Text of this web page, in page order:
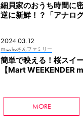
細貝家のおうち時間に
逆に新鮮！？「アナロ
2024.03.12
ｍizuhoさんファミリー
簡単で映える！桜スイ
【Mart WEEKENDER
MORE